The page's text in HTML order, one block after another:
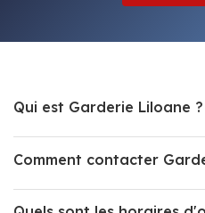
Qui est Garderie Liloane ?
Comment contacter